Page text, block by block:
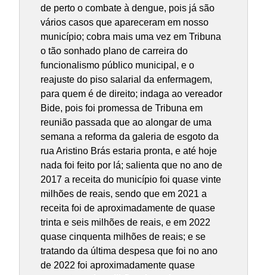
de perto o combate à dengue, pois já são
vários casos que apareceram em nosso
município; cobra mais uma vez em Tribuna
o tão sonhado plano de carreira do
funcionalismo público municipal, e o
reajuste do piso salarial da enfermagem,
para quem é de direito; indaga ao vereador
Bide, pois foi promessa de Tribuna em
reunião passada que ao alongar de uma
semana a reforma da galeria de esgoto da
rua Aristino Brás estaria pronta, e até hoje
nada foi feito por lá; salienta que no ano de
2017 a receita do município foi quase vinte
milhões de reais, sendo que em 2021 a
receita foi de aproximadamente de quase
trinta e seis milhões de reais, e em 2022
quase cinquenta milhões de reais; e se
tratando da última despesa que foi no ano
de 2022 foi aproximadamente quase